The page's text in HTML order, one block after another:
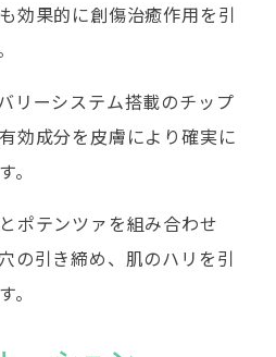
効果的に創傷治癒作用を引
リーシステム搭載のチップ
効成分を皮膚により確実に
。
ポテンツァを組み合わせ
の引き締め、肌のハリを引
。